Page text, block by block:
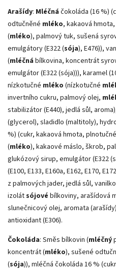
Arašídy: Mléčná čokoláda (16 %)
odtučněné mléko, kakaová
(mléko), palmový tuk, sušená
emulgátory (E322 (sója), E476)),
(mléčná bílkovina, koncentrát
emulgátor (E322 (sója))), karamel
nízkotučné mléko (nízkotučné
invertního cukru, palmový olej,
stabilizátor (E440), jedlá sůl,
(glycerol), sladidlo (maltitoly),
%) (cukr, kakaová hmota, plnotučné
(mléko), kakaové máslo, škrob,
glukózový sirup, emulgátor (E322
(E100, E133, E160a, E162, E170,
z palmových jader, jedlá sůl,
izolátsójové bílkoviny, arašídová
slunečnicový olej, aromata
antioxidant (E306).
Čokoláda: Směs bílkovin (mléčný
koncentrát (mléko), sušené
(sója)), mléčná čokoláda 16 %